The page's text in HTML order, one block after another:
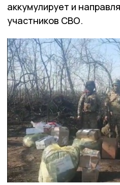
аккумулирует и
участников СВО.